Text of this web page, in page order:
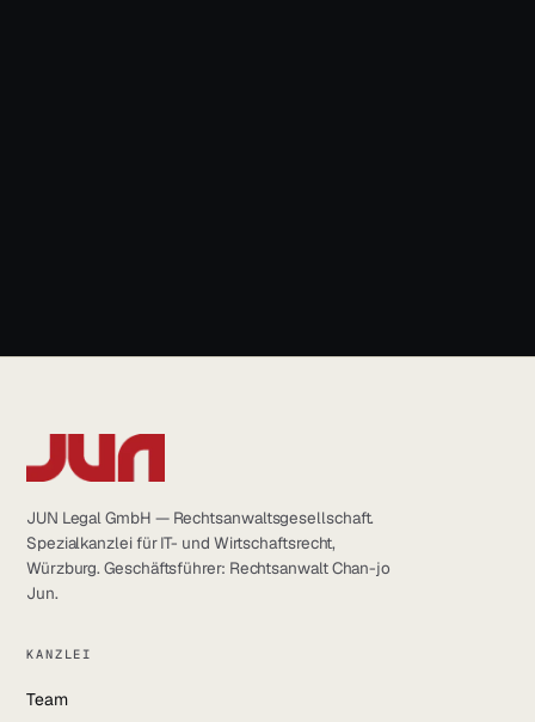
JUN Legal GmbH — Rechtsanwaltsgesellschaft.
Spezialkanzlei für IT- und Wirtschaftsrecht,
Würzburg. Geschäftsführer: Rechtsanwalt Chan-jo
Jun.
KANZLEI
Team